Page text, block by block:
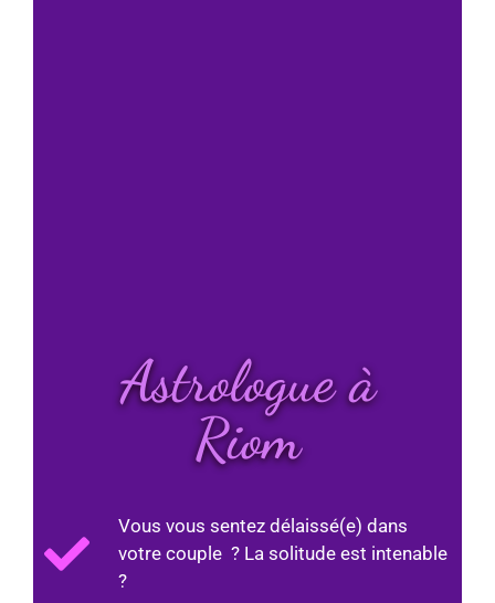
Astrologue à
Riom
Vous vous sentez délaissé(e) dans
votre couple ? La solitude est intenable
?